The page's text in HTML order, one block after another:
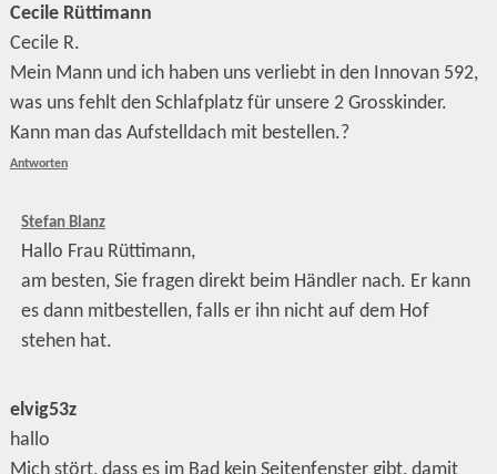
Cecile Rüttimann
Cecile R.
Mein Mann und ich haben uns verliebt in den Innovan 592,
was uns fehlt den Schlafplatz für unsere 2 Grosskinder.
Kann man das Aufstelldach mit bestellen.?
Antworten
Stefan Blanz
Hallo Frau Rüttimann,
am besten, Sie fragen direkt beim Händler nach. Er kann
es dann mitbestellen, falls er ihn nicht auf dem Hof
stehen hat.
elvig53z
hallo
Mich stört, dass es im Bad kein Seitenfenster gibt, damit